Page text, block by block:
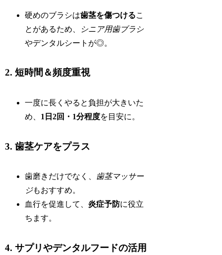
硬めのブラシは歯茎を傷つけるこ
とがあるため、
シニア用歯ブラシ
やデンタルシートが◎。
2. 短時間＆頻度重視
一度に長くやると負担が大きいた
め、 1日2回・1分程度を目安に。
3. 歯茎ケアをプラス
歯磨きだけでなく、
歯茎マッサー
ジもおすすめ。
血行を促進して、炎症予防に役立
ちます。
4. サプリやデンタルフードの活用